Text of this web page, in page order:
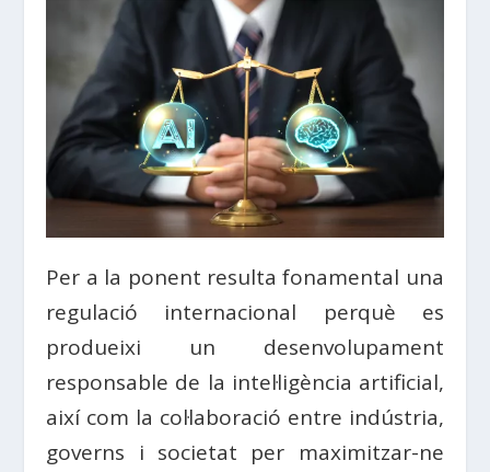
Per a la ponent resulta fonamental una
regulació internacional perquè es
produeixi un desenvolupament
responsable de la intel·ligència artificial,
així com la col·laboració entre indústria,
governs i societat per maximitzar-ne